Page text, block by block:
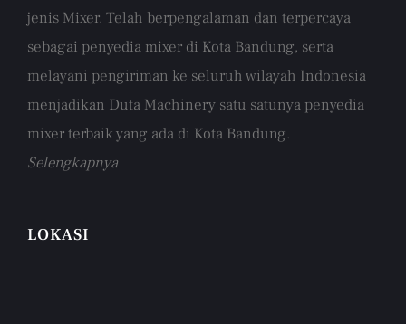
jenis Mixer. Telah berpengalaman dan terpercaya
sebagai penyedia mixer di Kota Bandung, serta
melayani pengiriman ke seluruh wilayah Indonesia
menjadikan Duta Machinery satu satunya penyedia
mixer terbaik yang ada di Kota Bandung.
Selengkapnya
LOKASI